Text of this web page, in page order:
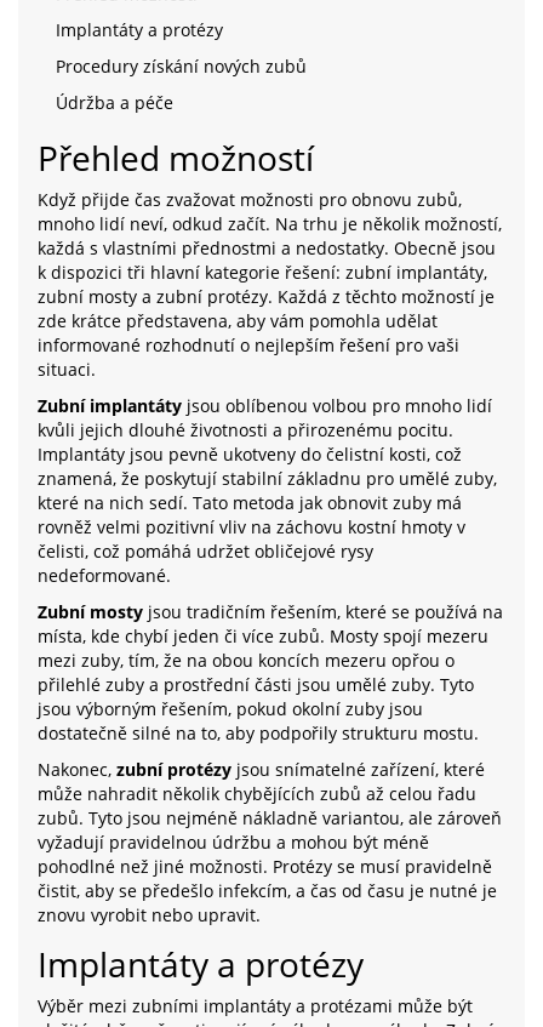
Implantáty a protézy
Procedury získání nových zubů
Údržba a péče
Přehled možností
Když přijde čas zvažovat možnosti pro obnovu zubů,
mnoho lidí neví, odkud začít. Na trhu je několik možností,
každá s vlastními přednostmi a nedostatky. Obecně jsou
k dispozici tři hlavní kategorie řešení: zubní implantáty,
zubní mosty a zubní protézy. Každá z těchto možností je
zde krátce představena, aby vám pomohla udělat
informované rozhodnutí o nejlepším řešení pro vaši
situaci.
Zubní implantáty jsou oblíbenou volbou pro mnoho lidí
kvůli jejich dlouhé životnosti a přirozenému pocitu.
Implantáty jsou pevně ukotveny do čelistní kosti, což
znamená, že poskytují stabilní základnu pro umělé zuby,
které na nich sedí. Tato metoda jak obnovit zuby má
rovněž velmi pozitivní vliv na záchovu kostní hmoty v
čelisti, což pomáhá udržet obličejové rysy
nedeformované.
Zubní mosty jsou tradičním řešením, které se používá na
místa, kde chybí jeden či více zubů. Mosty spojí mezeru
mezi zuby, tím, že na obou koncích mezeru opřou o
přilehlé zuby a prostřední části jsou umělé zuby. Tyto
jsou výborným řešením, pokud okolní zuby jsou
dostatečně silné na to, aby podpořily strukturu mostu.
Nakonec, zubní protézy jsou snímatelné zařízení, které
může nahradit několik chybějících zubů až celou řadu
zubů. Tyto jsou nejméně nákladně variantou, ale zároveň
vyžadují pravidelnou údržbu a mohou být méně
pohodlné než jiné možnosti. Protézy se musí pravidelně
čistit, aby se předešlo infekcím, a čas od času je nutné je
znovu vyrobit nebo upravit.
Implantáty a protézy
Výběr mezi zubními implantáty a protézami může být